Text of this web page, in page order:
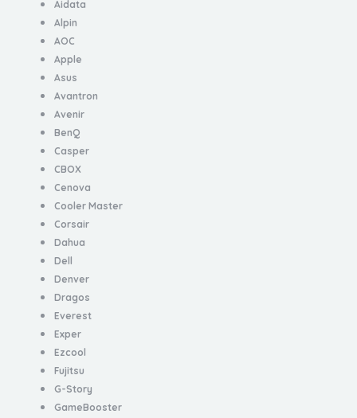
Aidata
Alpin
AOC
Apple
Asus
Avantron
Avenir
BenQ
Casper
CBOX
Cenova
Cooler Master
Corsair
Dahua
Dell
Denver
Dragos
Everest
Exper
Ezcool
Fujitsu
G-Story
GameBooster